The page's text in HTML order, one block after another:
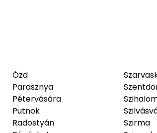
Ózd
Parasznya
Pétervására
Putnok
Radostyán
Szirma